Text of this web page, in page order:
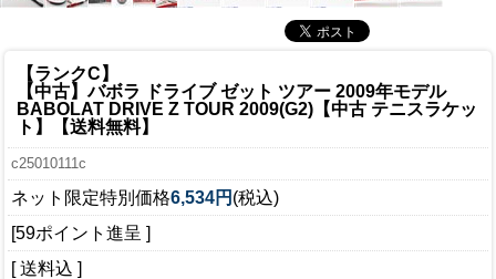
【ランクC】
【中古】バボラ ドライブ ゼット ツアー 2009年モデル
BABOLAT DRIVE Z TOUR 2009(G2)【中古 テニスラケッ
ト】【送料無料】
c25010111c
ネット限定特別価格6,534円 (税込)
[59ポイント進呈 ]
[ 送料込 ]